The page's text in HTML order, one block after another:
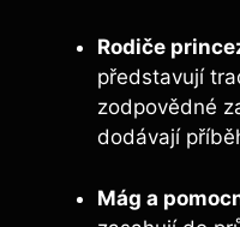
Rodiče
představují
zodpovědné
dodávají
Mág a